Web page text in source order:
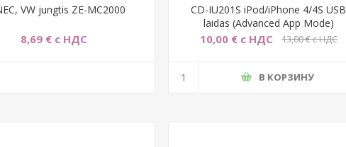
VW jungtis ZE-MC2000
8,69 € с НДС
CD-IU201S iPod/iPhone 4/4S USB
laidas (Advanced App Mode)
10,00 € с НДС 13,00 € с НДС
В КОРЗИНУ